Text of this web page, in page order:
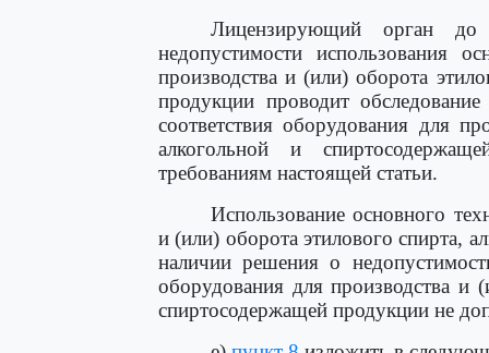
Лицензирующий орган
недопустимости использования
производства и (или) оборота
продукции проводит
соответствия оборудования для
алкогольной и
требованиям настоящей статьи.
Использование основного
и (или) оборота этилового спирта,
наличии решения о
оборудования для производства и
спиртосодержащей продукции не